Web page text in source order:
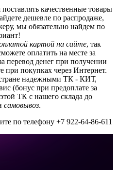
качественные товары
дешевле по распродаже,
мы обязательно найдем по
картой на сайте, так
оплатить на месте за
перевод денег при получении
при покупках через Интернет.
надежными ТК - КИТ,
(бонус при предоплате за
ТК с нашего склада до
самовывоз.
по телефону +7 922-64-86-611